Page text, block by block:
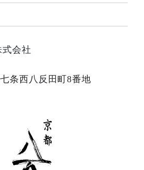
会社
条西八反田町8番地